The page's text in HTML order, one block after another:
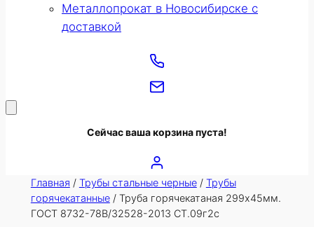
Металлопрокат в Новосибирске с
доставкой
Сейчас ваша корзина пуста!
Главная / Трубы стальные черные/ Трубы
горячекатанные/ Труба горячекатаная 299х45мм.
ГОСТ 8732-78В/32528-2013 СТ.09г2с